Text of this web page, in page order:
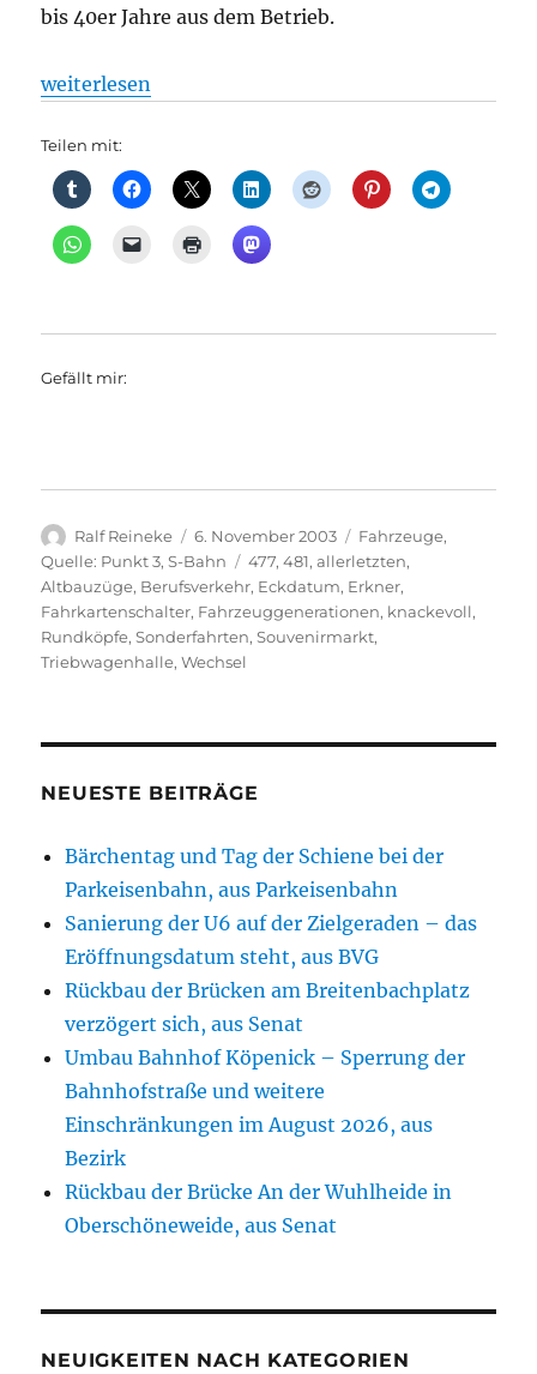
bis 40er Jahre aus dem Betrieb.
„S-Bahn: Rückblick: Abschiedsparty für die
weiterlesen
Teilen mit:
Gefällt mir:
Autor
Ralf Reineke
Veröffentlicht
am
6. November 2003 Kategorien
Fahrzeuge,
Quelle: Punkt 3,S-Bahn Schlagwörter
477,481,allerletzten,
Altbauzüge, Berufsverkehr, Eckdatum, Erkner,
Fahrkartenschalter, Fahrzeuggenerationen, knackevoll,
Rundköpfe,Sonderfahrten,Souvenirmarkt,
Triebwagenhalle,Wechsel
NEUESTE BEITRÄGE
Bärchentag und Tag der Schiene bei der
Parkeisenbahn, aus Parkeisenbahn
Sanierung der U6 auf der Zielgeraden – das
Eröffnungsdatum steht, aus BVG
Rückbau der Brücken am Breitenbachplatz
verzögert sich, aus Senat
Umbau Bahnhof Köpenick – Sperrung der
Bahnhofstraße und weitere
Einschränkungen im August 2026, aus
Bezirk
Rückbau der Brücke An der Wuhlheide in
Oberschöneweide, aus Senat
NEUIGKEITEN NACH KATEGORIEN